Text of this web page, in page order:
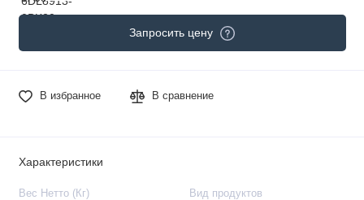
Запросить цену
В избранное В сравнение
Характеристики
Вес Нетто (Кг) Вид продуктов